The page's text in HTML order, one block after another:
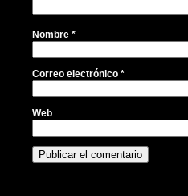
Nombre *
Correo electrónico *
Web